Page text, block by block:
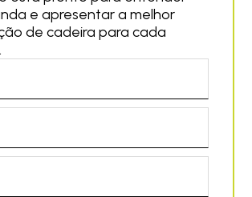
e apresentar a melhor
de cadeira para cada